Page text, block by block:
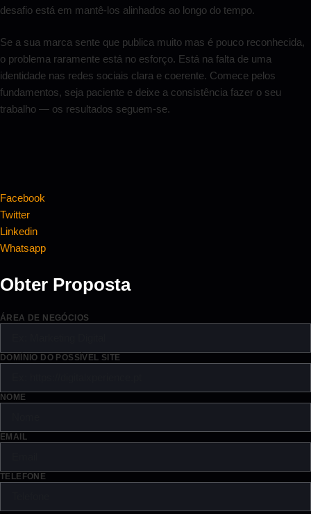
desafio está em mantê-los alinhados ao longo do tempo.
Se a sua marca sente que publica muito mas é pouco reconhecida,
o problema raramente está no esforço. Está na falta de uma
identidade nas redes sociais clara e coerente. Comece pelos
fundamentos, seja paciente e deixe a consistência fazer o seu
trabalho — os resultados seguem-se.
Facebook
Twitter
Linkedin
Whatsapp
Obter Proposta
ÁREA DE NEGÓCIOS
DOMÍNIO DO POSSÍVEL SITE
NOME
EMAIL
TELEFONE